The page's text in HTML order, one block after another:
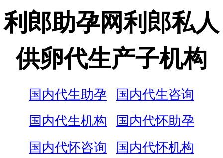
利郎助孕网利郎私人
供卵代生产子机构
国内代生助孕
国内代生咨询
国内代生机构
国内代怀助孕
国内代怀咨询
国内代怀机构